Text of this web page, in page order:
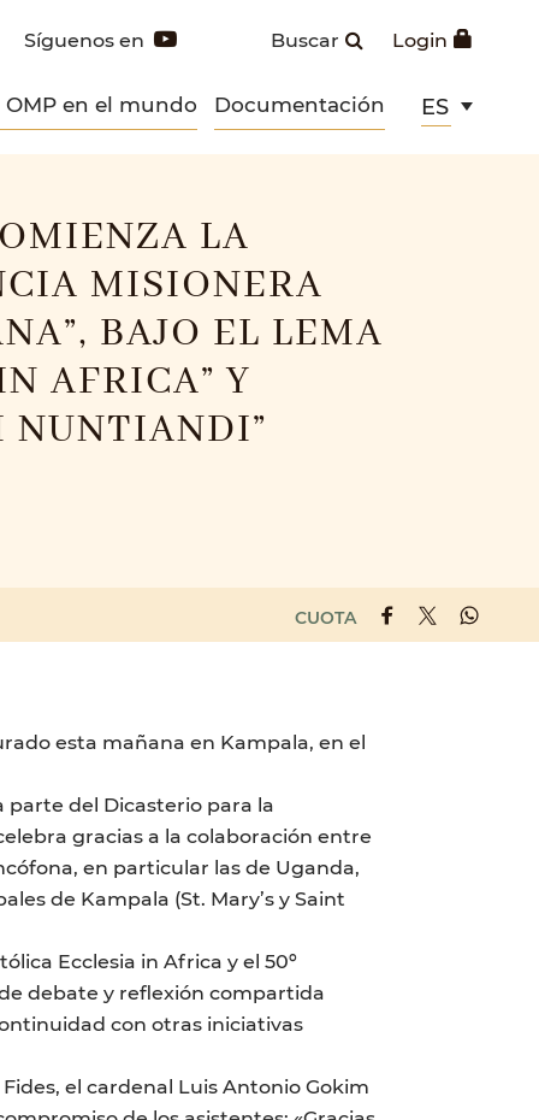
Login
Buscar
Síguenos en
OMP en el mundo Documentación ES
LA
MISIONERA
BAJO EL LEMA
AFRICA” Y
NUNTIANDI”
CUOTA
esta mañana en Kampala, en el
del Dicasterio para la
gracias a la colaboración entre
en particular las de Uganda,
de Kampala (St. Mary’s y Saint
Ecclesia in Africa y el 50º
debate y reflexión compartida
con otras iniciativas
el cardenal Luis Antonio Gokim